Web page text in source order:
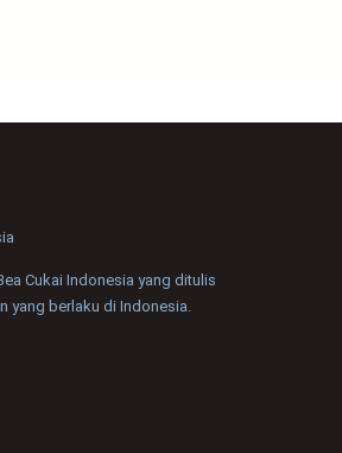
Cukai Indonesia yang ditulis
yang berlaku di Indonesia.